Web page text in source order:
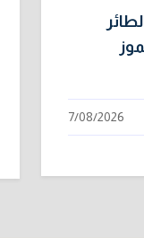
7/08/2026